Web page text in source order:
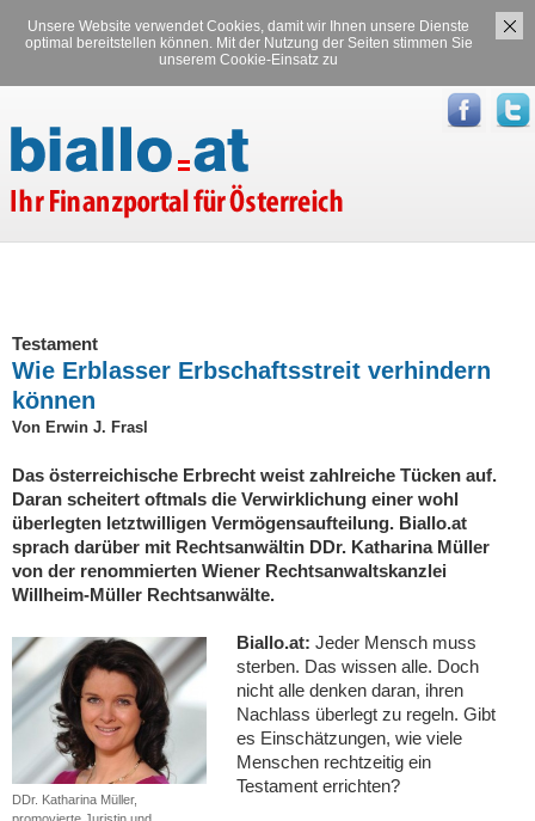
Unsere Website verwendet Cookies, damit wir Ihnen unsere Dienste
optimal bereitstellen können. Mit der Nutzung der Seiten stimmen Sie
unserem Cookie-Einsatz zu
Versicherungen Stromvergleich
Testament
Wie Erblasser Erbschaftsstreit verhindern
können
Von Erwin J. Frasl
Das österreichische Erbrecht weist zahlreiche Tücken auf.
Daran scheitert oftmals die Verwirklichung einer wohl
überlegten letztwilligen Vermögensaufteilung. Biallo.at
sprach darüber mit Rechtsanwältin DDr. Katharina Müller
von der renommierten Wiener Rechtsanwaltskanzlei
Willheim-Müller Rechtsanwälte.
DDr. Katharina Müller,
Biallo.at:Jeder Mensch muss
sterben. Das wissen alle. Doch
nicht alle denken daran, ihren
Nachlass überlegt zu regeln. Gibt
es Einschätzungen, wie viele
Menschen rechtzeitig ein
Testament errichten?